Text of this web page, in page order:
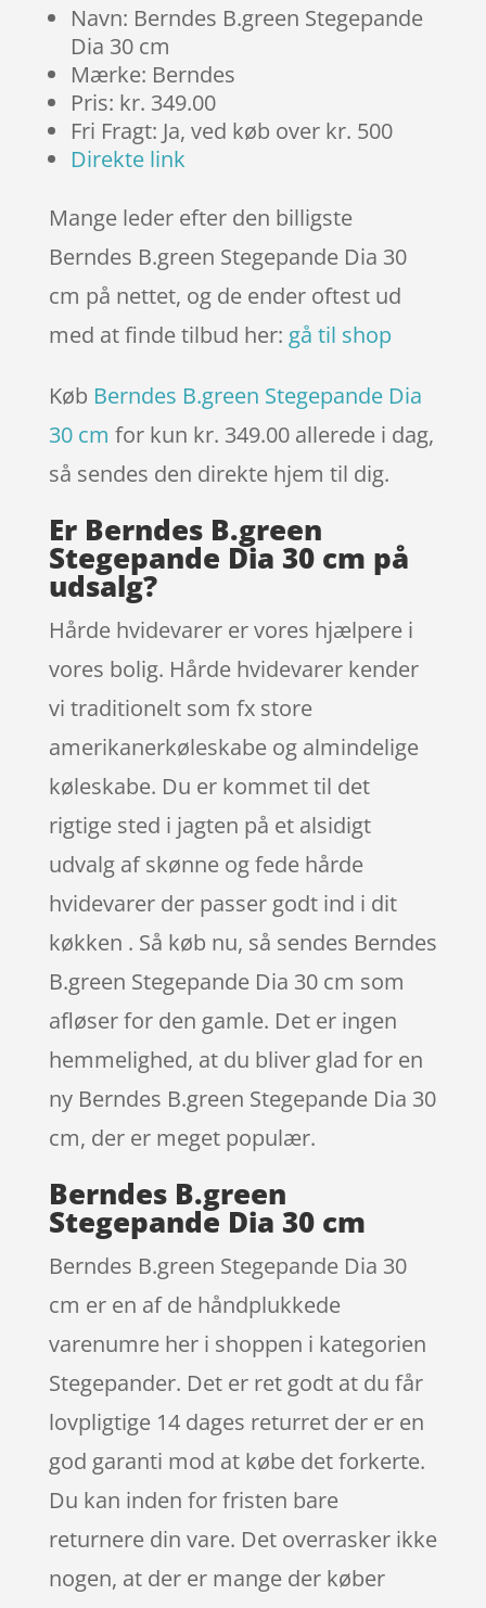
Navn: Berndes B.green Stegepande
Dia 30 cm
Mærke: Berndes
Pris: kr. 349.00
Fri Fragt: Ja, ved køb over kr. 500
Direkte link
Mange leder efter den billigste
Berndes B.green Stegepande Dia 30
cm på nettet, og de ender oftest ud
med at finde tilbud her: gå til shop
Køb Berndes B.green Stegepande Dia
30 cm for kun kr. 349.00 allerede i dag,
så sendes den direkte hjem til dig.
Er Berndes B.green
Stegepande Dia 30 cm på
udsalg?
Hårde hvidevarer er vores hjælpere i
vores bolig. Hårde hvidevarer kender
vi traditionelt som fx store
amerikanerkøleskabe og almindelige
køleskabe. Du er kommet til det
rigtige sted i jagten på et alsidigt
udvalg af skønne og fede hårde
hvidevarer der passer godt ind i dit
køkken . Så køb nu, så sendes Berndes
B.green Stegepande Dia 30 cm som
afløser for den gamle. Det er ingen
hemmelighed, at du bliver glad for en
ny Berndes B.green Stegepande Dia 30
cm, der er meget populær.
Berndes B.green
Stegepande Dia 30 cm
Berndes B.green Stegepande Dia 30
cm er en af de håndplukkede
varenumre her i shoppen i kategorien
Stegepander. Det er ret godt at du får
lovpligtige 14 dages returret der er en
god garanti mod at købe det forkerte.
Du kan inden for fristen bare
returnere din vare. Det overrasker ikke
nogen, at der er mange der køber